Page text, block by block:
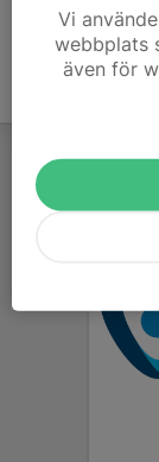
Vi
webbplats
även för